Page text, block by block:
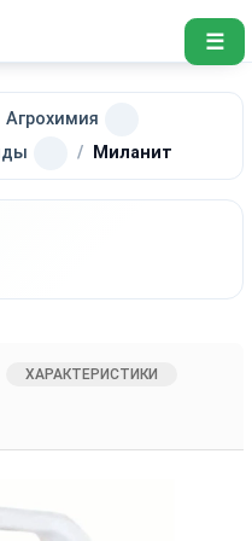
☰
Агрохимия
Миланит
ХАРАКТЕРИСТИКИ